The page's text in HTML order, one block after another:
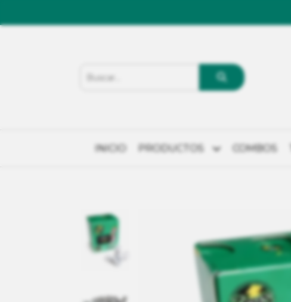
INICIO PRODUCTOS COMBOS